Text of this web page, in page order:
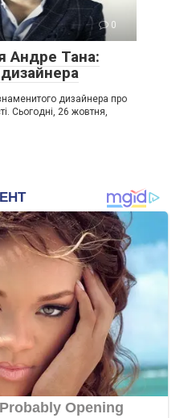
0
Андре Тана:
дизайнера про
Сьогодні, 26 жовтня,